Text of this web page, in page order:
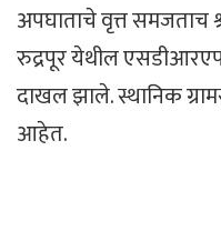
अपघाताचे वृत्त समजताच
रुद्रपूर येथील
दाखल झाले. स्थानिक
आहेत.